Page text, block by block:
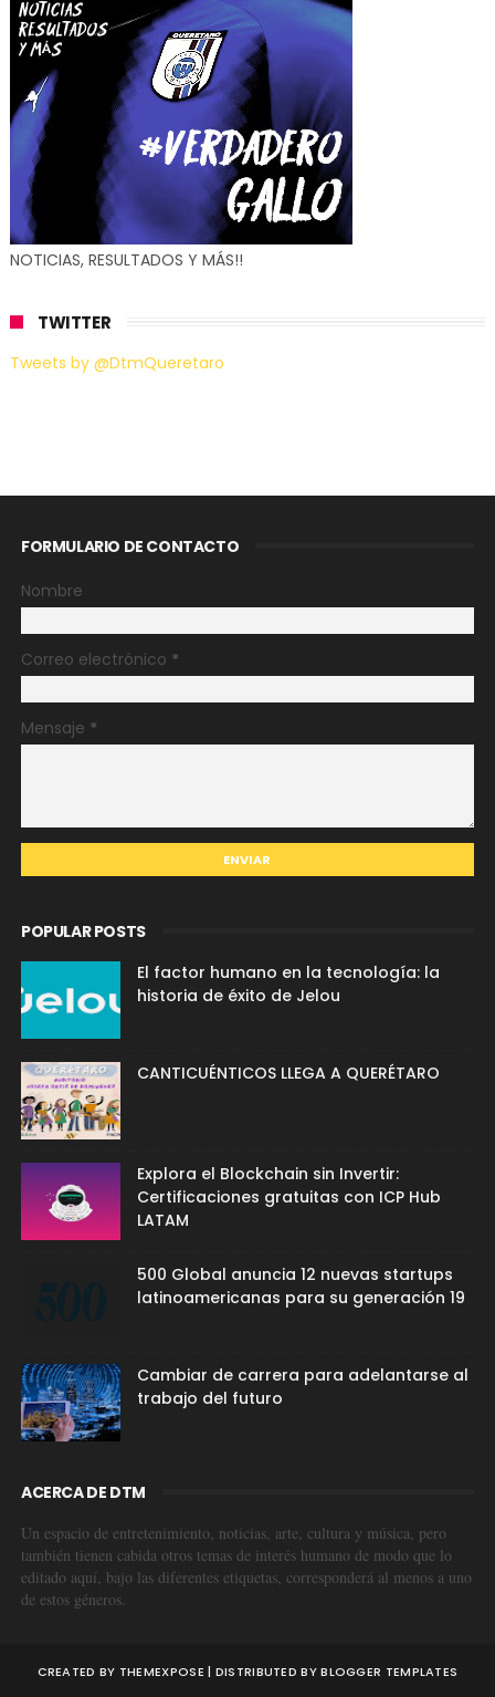
NOTICIAS, RESULTADOS Y MÁS!!
TWITTER
Tweets by @DtmQueretaro
FORMULARIO DE CONTACTO
Nombre
Correo electrónico *
Mensaje *
POPULAR POSTS
El factor humano en la tecnología: la
historia de éxito de Jelou
CANTICUÉNTICOS LLEGA A QUERÉTARO
Explora el Blockchain sin Invertir:
Certificaciones gratuitas con ICP Hub
LATAM
500 Global anuncia 12 nuevas startups
latinoamericanas para su generación 19
Cambiar de carrera para adelantarse al
trabajo del futuro
ACERCA DE DTM
Un espacio de entretenimiento, noticias, arte, cultura y música, pero
también tienen cabida otros temas de interés humano de modo que lo
editado aquí, bajo las diferentes etiquetas, corresponderá al menos a uno
de estos géneros.
CREATED BY THEMEXPOSE | DISTRIBUTED BYBLOGGER TEMPLATES